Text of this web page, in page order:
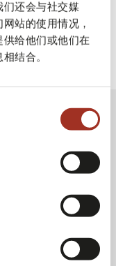
还会与社交媒
站的使用情况，
给他们或他们在
结合。